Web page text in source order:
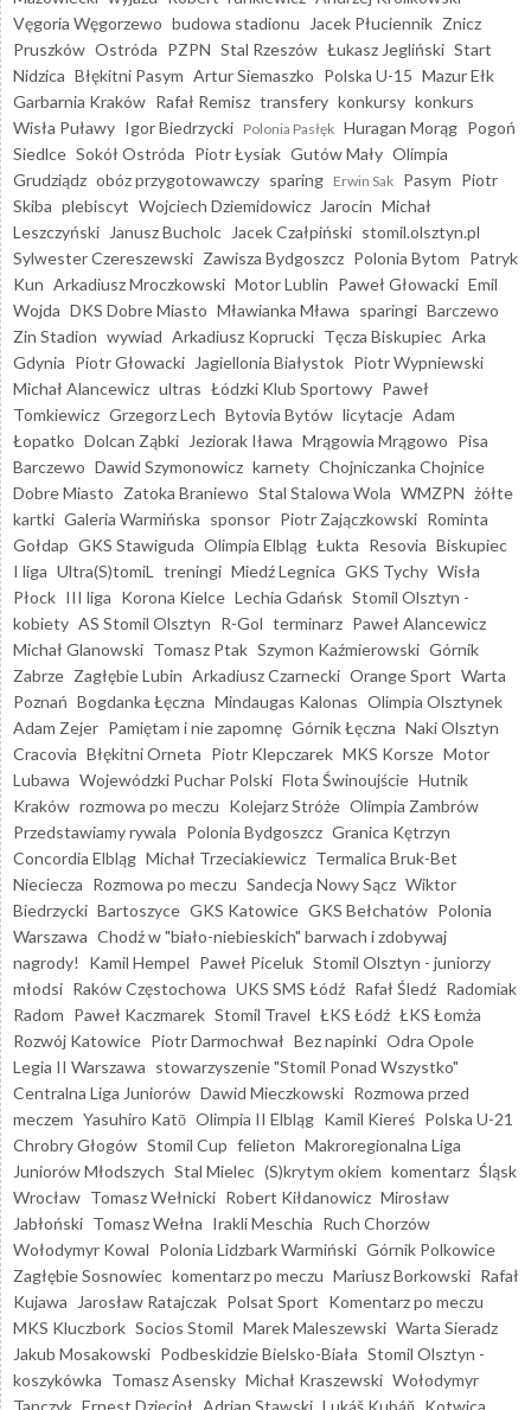
Vęgoria Węgorzewo budowa stadionu Jacek Płuciennik Znicz
Pruszków Ostróda PZPN Stal Rzeszów Łukasz Jegliński Start
Nidzica Błękitni Pasym Artur Siemaszko Polska U-15 Mazur Ełk
Garbarnia Kraków Rafał Remisz transfery konkursy konkurs
Wisła Puławy Igor Biedrzycki Polonia Pasłęk Huragan Morąg Pogoń
Siedlce Sokół Ostróda Piotr Łysiak Gutów Mały Olimpia
Grudziądz obóz przygotowawczy sparing Erwin Sak Pasym Piotr
Skiba plebiscyt Wojciech Dziemidowicz Jarocin Michał
Leszczyński
Janusz Bucholc Jacek Czałpiński stomil.olsztyn.pl
Sylwester Czereszewski Zawisza Bydgoszcz Polonia Bytom Patryk
Kun Arkadiusz Mroczkowski Motor Lublin Paweł Głowacki Emil
Wojda DKS Dobre Miasto Mławianka Mława sparingi Barczewo
Zin Stadion wywiad Arkadiusz Koprucki Tęcza Biskupiec Arka
Gdynia Piotr Głowacki Jagiellonia Białystok Piotr Wypniewski
Michał Alancewicz ultras Łódzki Klub Sportowy Paweł
Tomkiewicz Grzegorz Lech Bytovia Bytów licytacje Adam
Łopatko Dolcan Ząbki Jeziorak Iława Mrągowia Mrągowo Pisa
Barczewo Dawid Szymonowicz karnety Chojniczanka Chojnice
Dobre Miasto Zatoka Braniewo Stal Stalowa Wola WMZPN żółte
kartki Galeria Warmińska sponsor Piotr Zajączkowski Rominta
Gołdap GKS Stawiguda Olimpia Elbląg Łukta Resovia Biskupiec
I liga Ultra(S)tomiL treningi Miedź Legnica GKS Tychy Wisła
Płock III liga Korona Kielce Lechia Gdańsk Stomil Olsztyn -
kobiety AS Stomil Olsztyn R-Gol terminarz Paweł Alancewicz
Michał Glanowski Tomasz Ptak Szymon Kaźmierowski Górnik
Zabrze Zagłębie Lubin Arkadiusz Czarnecki Orange Sport Warta
Poznań Bogdanka Łęczna Mindaugas Kalonas Olimpia Olsztynek
Adam Zejer Pamiętam i nie zapomnę Górnik Łęczna Naki Olsztyn
Cracovia Błękitni Orneta Piotr Klepczarek MKS Korsze Motor
Lubawa Wojewódzki Puchar Polski Flota Świnoujście Hutnik
Kraków rozmowa po meczu Kolejarz Stróże Olimpia Zambrów
Przedstawiamy rywala Polonia Bydgoszcz Granica Kętrzyn
Concordia Elbląg Michał Trzeciakiewicz Termalica Bruk-Bet
Nieciecza Rozmowa po meczu Sandecja Nowy Sącz Wiktor
Biedrzycki Bartoszyce GKS Katowice GKS Bełchatów Polonia
Warszawa Chodź w "biało-niebieskich" barwach i zdobywaj
nagrody!
Kamil Hempel Paweł Piceluk Stomil Olsztyn - juniorzy
młodsi Raków Częstochowa UKS SMS Łódź Rafał Śledź Radomiak
Radom Paweł Kaczmarek Stomil Travel ŁKS Łódź ŁKS Łomża
Rozwój Katowice Piotr Darmochwał Bez napinki Odra Opole
Legia II Warszawa stowarzyszenie "Stomil Ponad Wszystko"
Centralna Liga Juniorów Dawid Mieczkowski Rozmowa przed
meczem Yasuhiro Katō Olimpia II Elbląg Kamil Kiereś Polska U-21
Chrobry Głogów Stomil Cup felieton Makroregionalna Liga
Juniorów Młodszych Stal Mielec (S)krytym okiem komentarz Śląsk
Wrocław Tomasz Wełnicki Robert Kiłdanowicz Mirosław
Jabłoński Tomasz Wełna Irakli Meschia Ruch Chorzów
Wołodymyr Kowal Polonia Lidzbark Warmiński Górnik Polkowice
Zagłębie Sosnowiec komentarz po meczu Mariusz Borkowski Rafał
Kujawa
Jarosław Ratajczak Polsat Sport Komentarz po meczu
MKS Kluczbork Socios Stomil Marek Maleszewski Warta Sieradz
Jakub Mosakowski Podbeskidzie Bielsko-Biała Stomil Olsztyn -
koszykówka Tomasz Asensky Michał Kraszewski Wołodymyr
Tanczyk Ernest Dzięcioł Adrian Stawski Lukáš Kubáň Kotwica